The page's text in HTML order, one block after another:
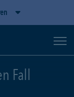
Fall